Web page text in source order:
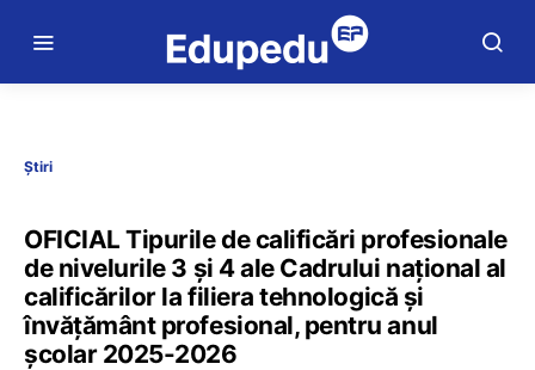
Știri
OFICIAL Tipurile de calificări profesionale
de nivelurile 3 și 4 ale Cadrului național al
calificărilor la filiera tehnologică și
învățământ profesional, pentru anul
școlar 2025-2026